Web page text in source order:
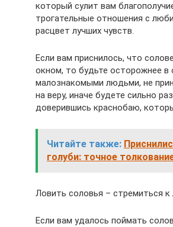
который сулит вам
трогательные отношения с
расцвет лучших чувств.
Если вам приснилось, что
окном, то будьте осторожнее в
малознакомыми людьми, не
на веру, иначе будете сильно
доверившись краснобаю,
Читайте также:
голуби: точное
Ловить соловья – стремиться к
Если вам удалось поймать